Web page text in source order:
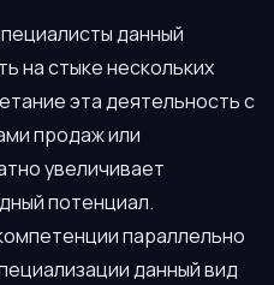
данный
на стыке нескольких
эта деятельность с
продаж или
увеличивает
потенциал.
параллельно
данный вид